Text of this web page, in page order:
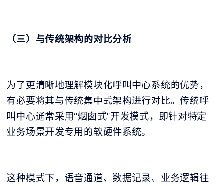
（三）与传统架构的对比分析
为了更清晰地理解模块化呼叫中心系统的优势，
有必要将其与传统集中式架构进行对比。传统呼
叫中心通常采用“烟囱式”开发模式，即针对特定
业务场景开发专用的软硬件系统。
这种模式下，语音通道、数据记录、业务逻辑往